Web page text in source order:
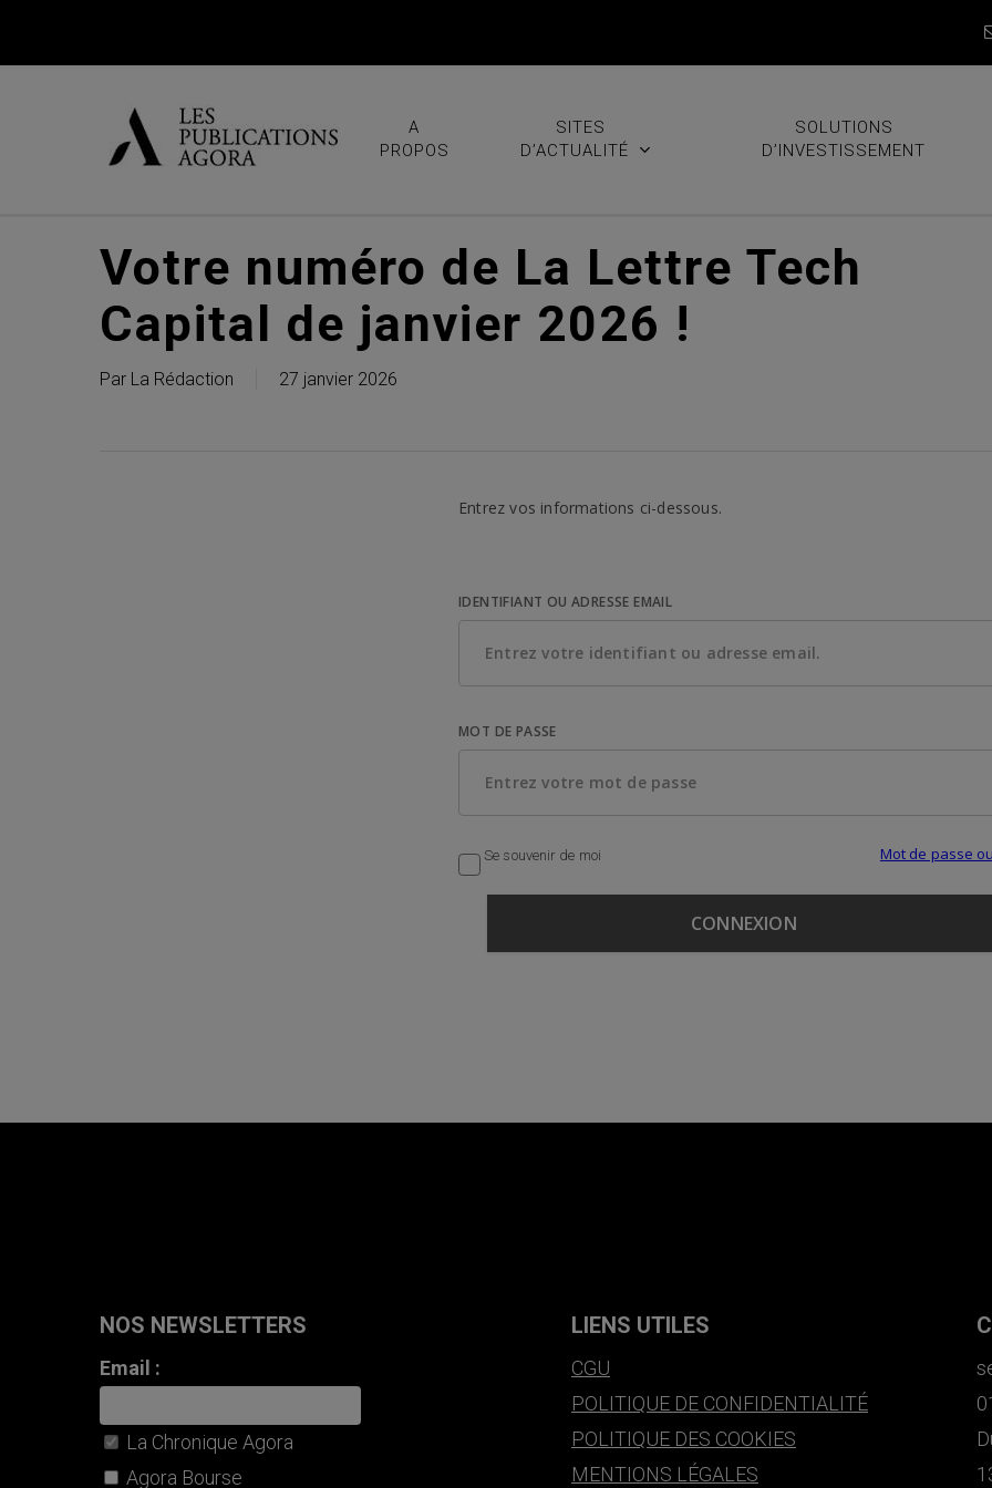
A
PROPOS
SITES
D’ACTUALITÉ
SOLUTIONS
D’INVESTISSEMENT
Votre numéro de La Lettre Tech
Capital de janvier 2026 !
Par La Rédaction 27 janvier 2026
Entrez vos informations ci-dessous.
IDENTIFIANT OU ADRESSE EMAIL
MOT DE PASSE
Se souvenir de moi Mot de passe
NOS NEWSLETTERS
Email :
La Chronique Agora
Agora Bourse
LIENS UTILES
CGU
POLITIQUE DE CONFIDENTIALITÉ
POLITIQUE DES COOKIES
MENTIONS LÉGALES